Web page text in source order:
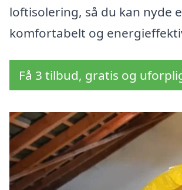
loftisolering, så du kan nyde
komfortabelt og
Få 3 tilbud, gratis og